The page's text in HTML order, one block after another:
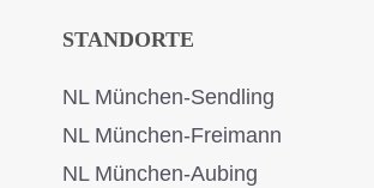
STANDORTE
NL München-Sendling
NL München-Freimann
NL München-Aubing